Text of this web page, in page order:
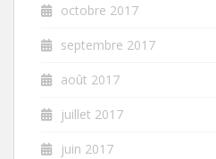
octobre 2017
septembre 2017
août 2017
juillet 2017
juin 2017